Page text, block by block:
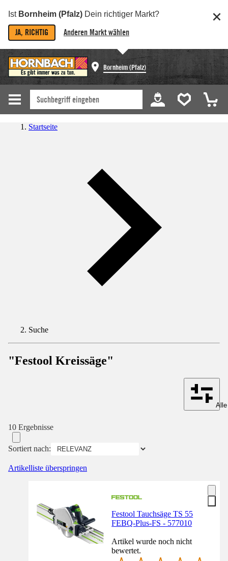
Ist Bornheim (Pfalz) Dein richtiger Markt?
JA, RICHTIG Anderen Markt wählen
Bornheim (Pfalz)
Startseite
Suche
"Festool Kreissäge"
10 Ergebnisse
Sortiert nach:
Artikelliste überspringen
Festool Tauchsäge TS 55
FEBQ-Plus-FS - 577010
Artikel wurde noch nicht
bewertet.